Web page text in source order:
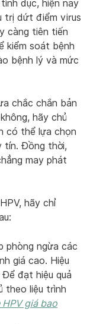
dục, hiện nay
trị dứt điểm virus
càng tiên tiến
kiểm soát bệnh
bệnh lý và mức
chắc chắn bản
hãy chủ
có thể lựa chọn
tín. Đồng thời,
may phát
hãy chỉ
phòng ngừa các
giá cao. Hiệu
đạt hiệu quả
theo liệu trình
HPV giá bao